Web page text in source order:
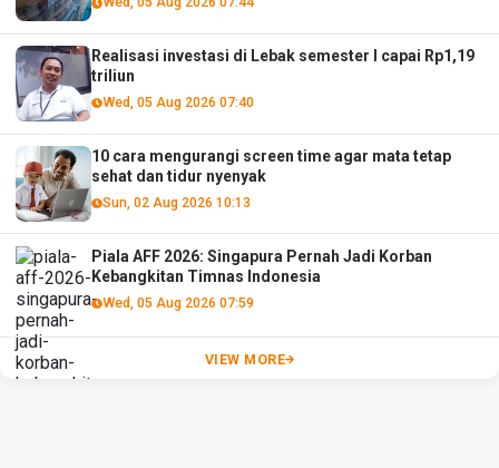
Realisasi investasi di Lebak semester I capai Rp1,19
triliun
Wed, 05 Aug 2026 07:40
10 cara mengurangi screen time agar mata tetap
sehat dan tidur nyenyak
Sun, 02 Aug 2026 10:13
Piala AFF 2026: Singapura Pernah Jadi Korban
Kebangkitan Timnas Indonesia
Wed, 05 Aug 2026 07:59
VIEW MORE